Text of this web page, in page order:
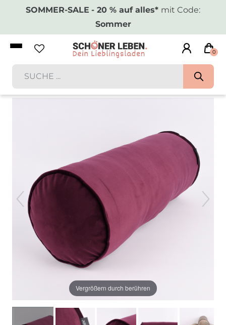
SOMMER-SALE - 20 % auf alles* mit Code:
Sommer
0
Vergrößern durch berühren